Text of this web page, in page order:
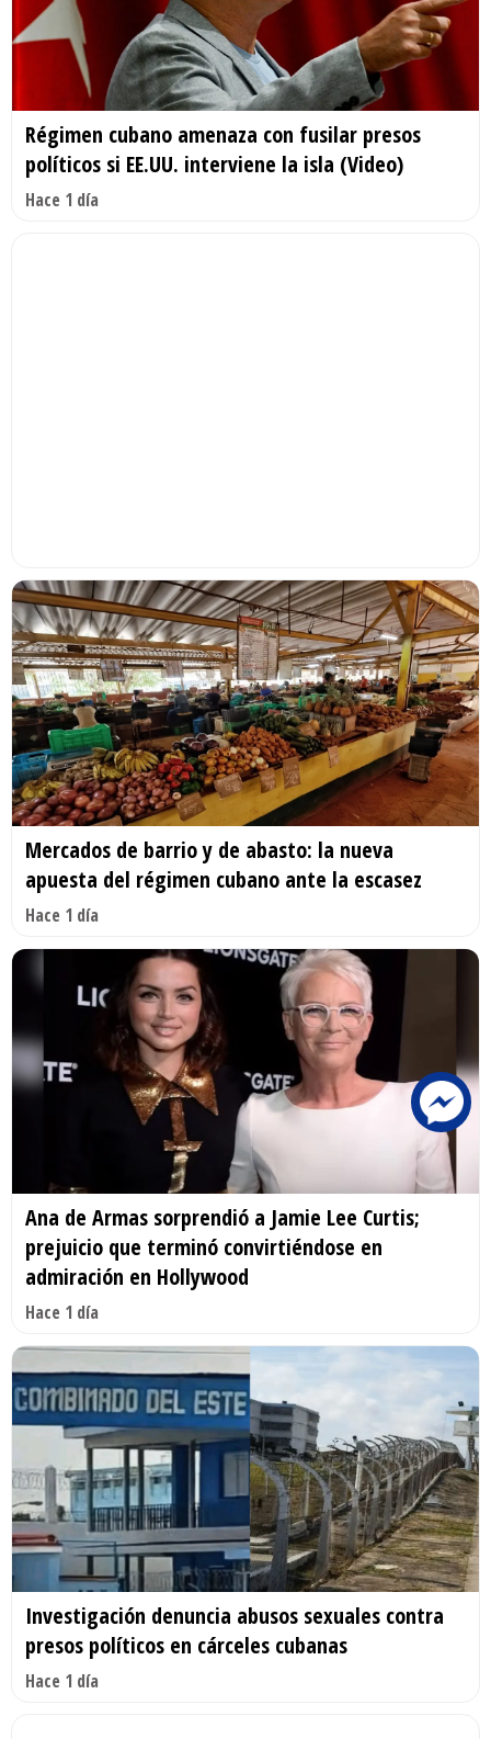
Régimen cubano amenaza con fusilar presos
políticos si EE.UU. interviene la isla (Video)
Hace 1 día
Mercados de barrio y de abasto: la nueva
apuesta del régimen cubano ante la escasez
Hace 1 día
Ana de Armas sorprendió a Jamie Lee Curtis;
prejuicio que terminó convirtiéndose en
admiración en Hollywood
Hace 1 día
Investigación denuncia abusos sexuales contra
presos políticos en cárceles cubanas
Hace 1 día